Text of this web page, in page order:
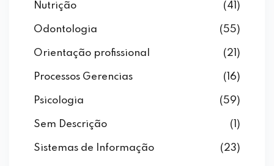
Nutrição (41)
Odontologia (55)
Orientação profissional (21)
Processos Gerencias (16)
Psicologia (59)
Sem Descrição (1)
Sistemas de Informação (23)